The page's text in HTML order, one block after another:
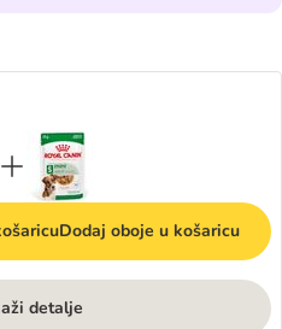
Dodaj oboje u košaricu
detalje